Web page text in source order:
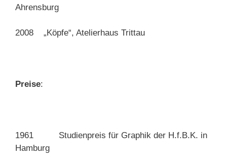
Ahrensburg
2008 „Köpfe“, Atelierhaus Trittau
Preise:
1961 Studienpreis für Graphik der H.f.B.K. in
Hamburg